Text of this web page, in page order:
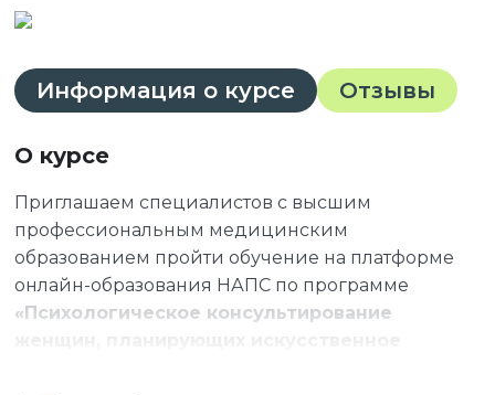
Информация о курсе Отзывы
О курсе
Приглашаем специалистов с высшим
профессиональным медицинским
образованием пройти обучение на платформе
онлайн-образования НАПС по программе
«Психологическое консультирование